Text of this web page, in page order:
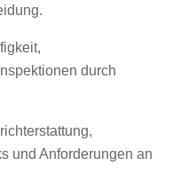
durch
und Anforderungen an